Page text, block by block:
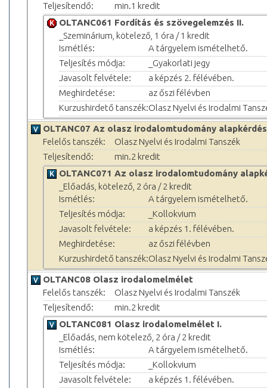
Teljesítendő:
min.1 kredit
OLTANC061 Fordítás és szövegelemzés II.
_Szeminárium, kötelező, 1 óra / 1 kredit
Ismétlés:
A tárgyelem ismételhető.
Teljesítés módja:
_Gyakorlati jegy
Javasolt felvétele:
a képzés 2. félévében.
Meghirdetése:
az őszi félévben
Kurzushirdető tanszék:Olasz Nyelvi és Irodalmi
OLTANC07 Az olasz irodalomtudomány
Felelős tanszék:
Olasz Nyelvi és Irodalmi Tanszék
Teljesítendő:
min.2 kredit
OLTANC071 Az olasz irodalomtudomány
_Előadás, kötelező, 2 óra / 2 kredit
Ismétlés:
A tárgyelem ismételhető.
Teljesítés módja:
_Kollokvium
Javasolt felvétele:
a képzés 1. félévében.
Meghirdetése:
az őszi félévben
Kurzushirdető tanszék:Olasz Nyelvi és Irodalmi
OLTANC08 Olasz irodalomelmélet
Felelős tanszék:
Olasz Nyelvi és Irodalmi Tanszék
Teljesítendő:
min.2 kredit
OLTANC081 Olasz irodalomelmélet I.
_Előadás, nem kötelező, 2 óra / 2 kredit
Ismétlés:
A tárgyelem ismételhető.
Teljesítés módja:
_Kollokvium
Javasolt felvétele:
a képzés 1. félévében.